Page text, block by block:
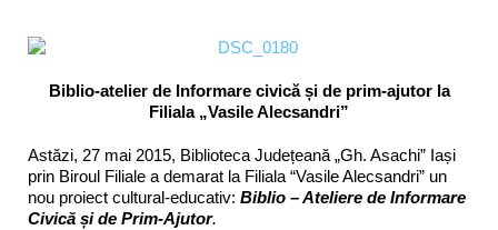
Biblio-atelier de Informare civică și de prim-ajutor la
Filiala „Vasile Alecsandri”
Astăzi, 27 mai 2015, Biblioteca Județeană „Gh. Asachi” Iași
prin Biroul Filiale a demarat la Filiala “Vasile Alecsandri” un
nou proiect cultural-educativ: Biblio – Ateliere de Informare
Civică și de Prim-Ajutor.